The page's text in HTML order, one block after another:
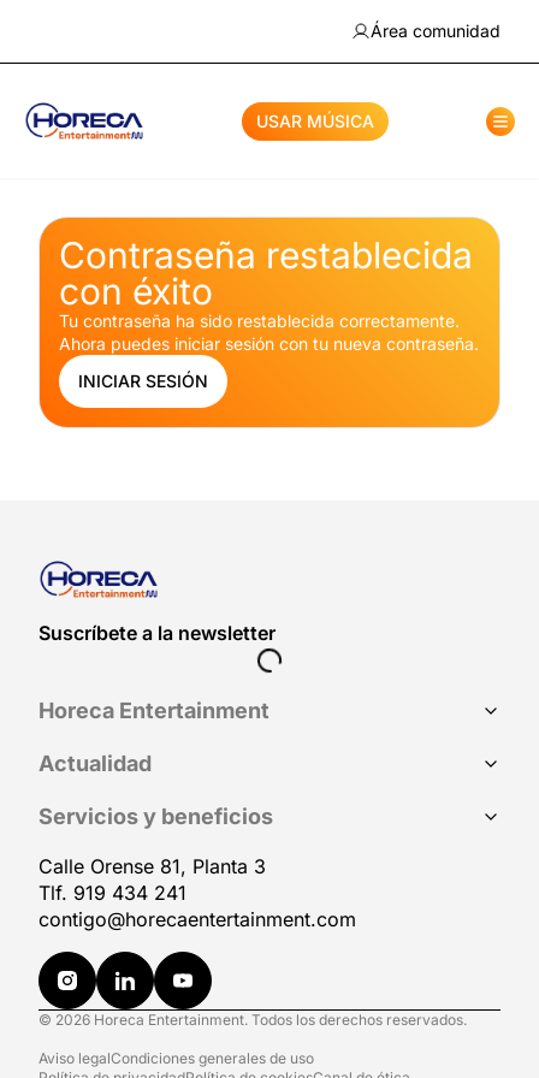
Área comunidad
USAR MÚSICA
Contraseña restablecida
con éxito
Tu contraseña ha sido restablecida correctamente.
Ahora puedes iniciar sesión con tu nueva contraseña.
INICIAR SESIÓN
Suscríbete a la newsletter
Calle Orense 81, Planta 3
Tlf. 919 434 241
contigo@horecaentertainment.com
Horeca Entertainment
Actualidad
Servicios y beneficios
© 2026 Horeca Entertainment. Todos los derechos reservados.
Aviso legalCondiciones generales de uso